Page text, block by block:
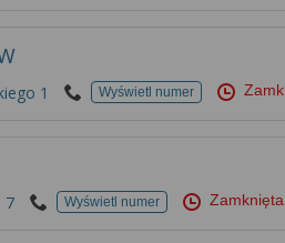
1 Wyświetl numer
7 Wyświetl numer